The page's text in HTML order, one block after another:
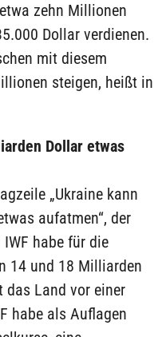
zehn Millionen
Dollar verdienen.
mit diesem
steigen, heißt in
Dollar etwas
„Ukraine kann
aufatmen“, der
habe für die
14 und 18 Milliarden
das Land vor einer
habe als Auflagen